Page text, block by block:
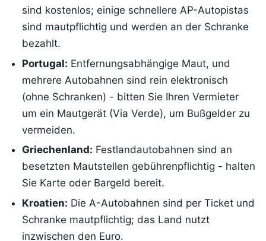
sind kostenlos; einige schnellere AP-Autopistas
sind mautpflichtig und werden an der Schranke
bezahlt.
Portugal: Entfernungsabhängige Maut, und
mehrere Autobahnen sind rein elektronisch
(ohne Schranken) - bitten Sie Ihren Vermieter
um ein Mautgerät (Via Verde), um Bußgelder zu
vermeiden.
Griechenland: Festlandautobahnen sind an
besetzten Mautstellen gebührenpflichtig - halten
Sie Karte oder Bargeld bereit.
Kroatien: Die A-Autobahnen sind per Ticket und
Schranke mautpflichtig; das Land nutzt
inzwischen den Euro.